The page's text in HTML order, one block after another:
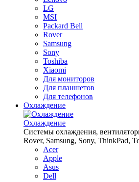
LG
MSI
Packard Bell
Rover
Samsung
Sony
Toshiba
Xiaomi
Для мониторов
Для планшетов
Для телефонов
Охлаждение
Охлаждение
Системы охлаждения,
Rover, Samsung, Sony, ThinkPad,
Acer
Apple
Asus
Dell